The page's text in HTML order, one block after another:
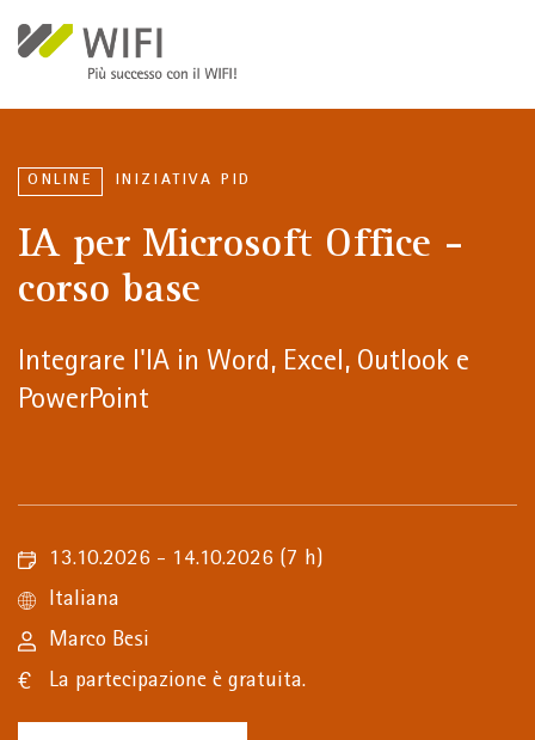
INIZIATIVA PID
ONLINE
IA per Microsoft Office -
corso base
Integrare l'IA in Word, Excel, Outlook e
PowerPoint
13.10.2026 - 14.10.2026 (7 h)
Italiana
Marco Besi
La partecipazione è gratuita.